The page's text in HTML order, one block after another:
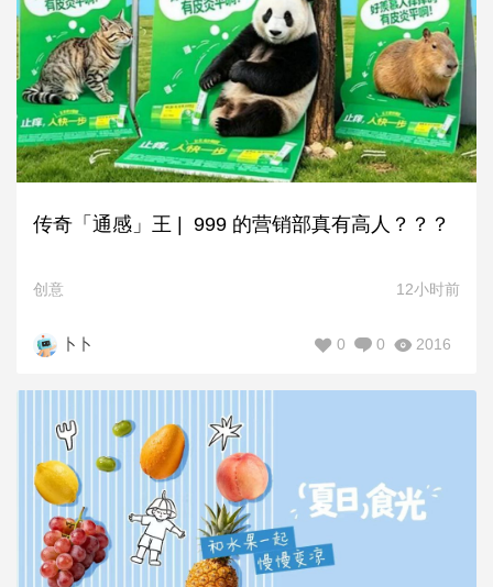
传奇「通感」王 | 999 的营销部真有高人？？？
创意 12小时前
卜卜 2016
0
0